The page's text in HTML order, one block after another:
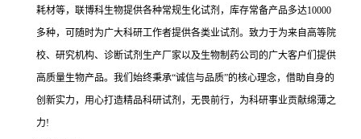
耗材等，联博科生物提供各种常规生化试剂，库存常备产品多达10000
多种，可随时为广大科研工作者提供各类业试剂。致力于为来自高等院
校、研究机构、诊断试剂生产厂家以及生物制药公司的广大客户们提供
高质量生物产品。我们始终秉承“诚信与品质”的核心理念，借助自身的
创新实力，用心打造精品科研试剂，无畏前行，为科研事业贡献绵薄之
力!